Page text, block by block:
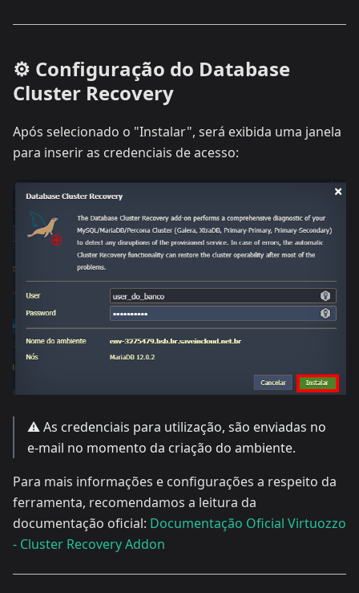
⚙️ Configuração do Database
Cluster Recovery
Após selecionado o "Instalar", será exibida uma janela
para inserir as credenciais de acesso:
⚠️ As credenciais para utilização, são enviadas no
e-mail no momento da criação do ambiente.
Para mais informações e configurações a respeito da
ferramenta, recomendamos a leitura da
documentação oficial: Documentação Oficial Virtuozzo
- Cluster Recovery Addon